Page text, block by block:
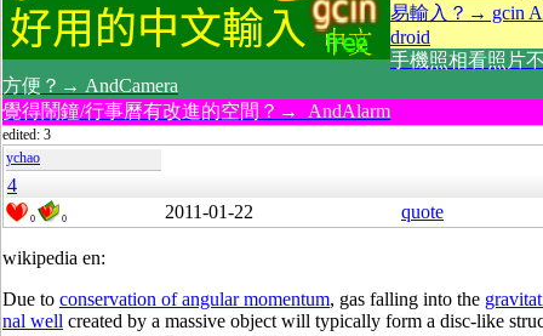
易輸入？→ gcin
droid
手機照相看照片
方便？→ AndCamera
覺得鬧鐘/行事曆有改進的空間？→ AndAlarm
edited: 3
ychao
4
0 0 2011-01-22 quote
wikipedia en:
Due to conservation of angular momentum, gas falling into the
nal well created by a massive object will typically form a disc-like